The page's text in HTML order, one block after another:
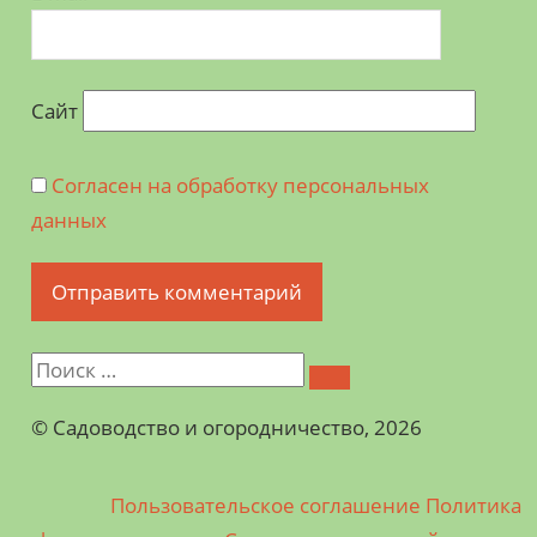
Сайт
Согласен на обработку персональных
данных
©️ Садоводство и огородничество, 2026
Пользовательское соглашение Политика